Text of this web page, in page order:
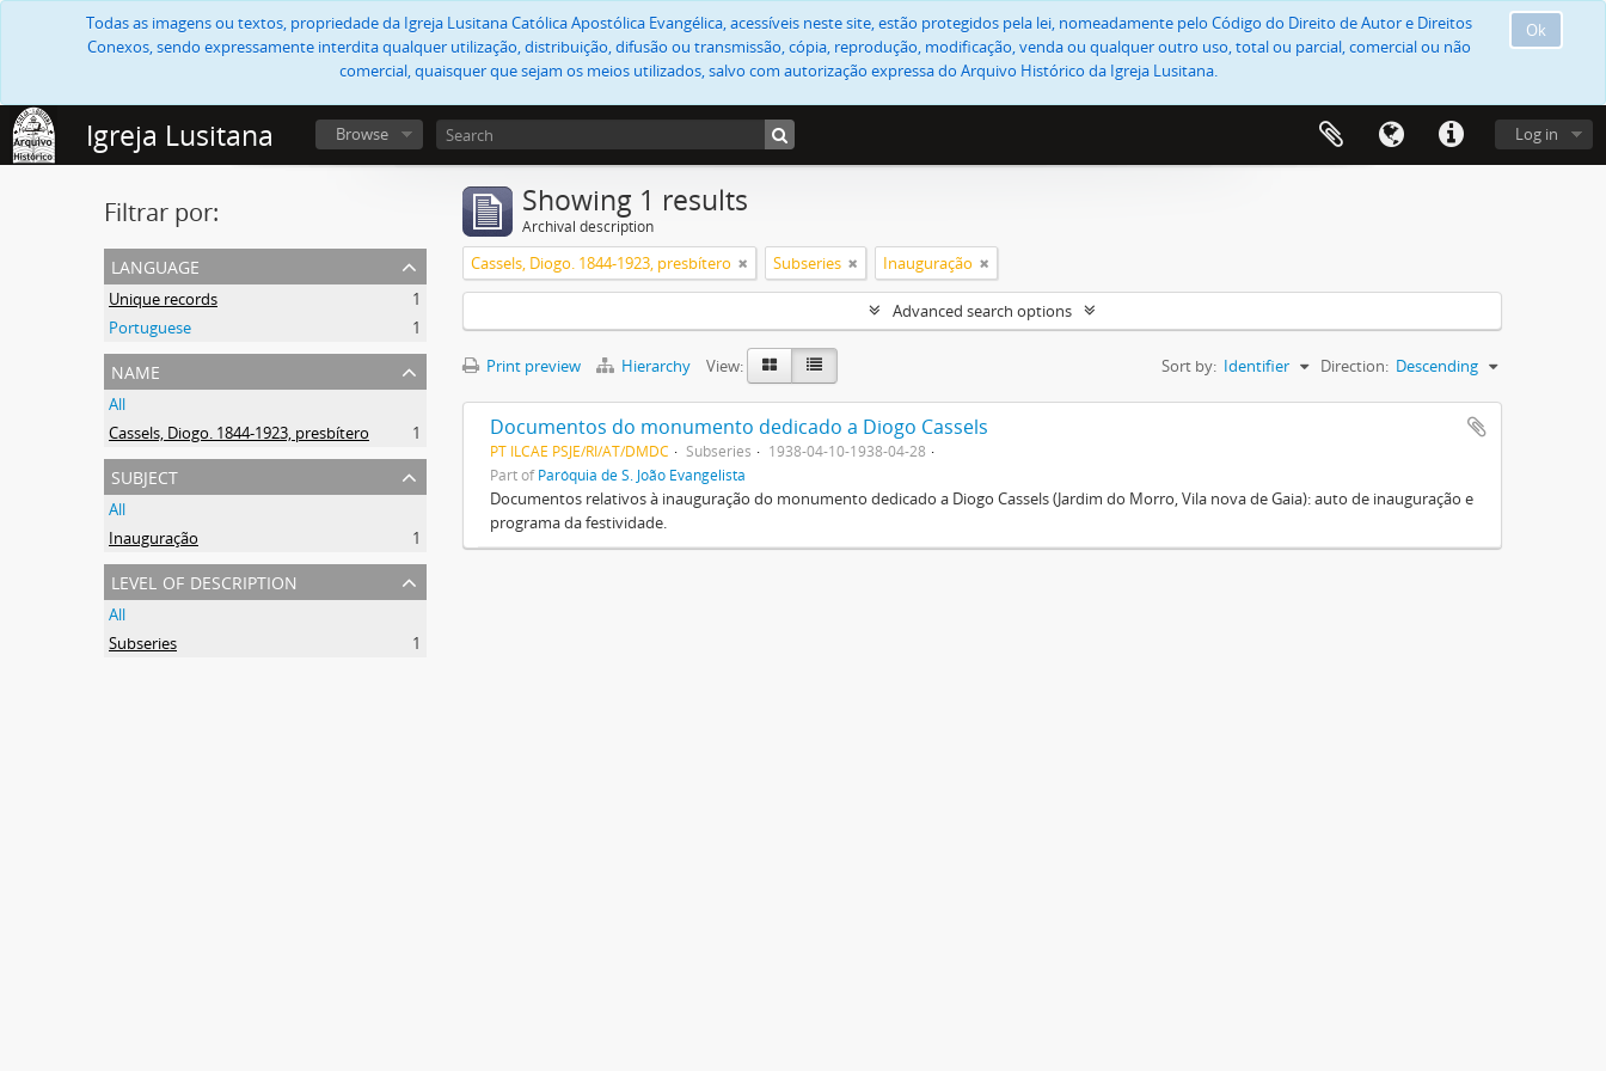
Ok
Todas as imagens ou textos, propriedade da Igreja Lusitana Católica Apostólica Evangélica, acessíveis neste site, estão protegidos pela lei, nomeadamente pelo Código do Direito de Autor e Direitos
Conexos, sendo expressamente interdita qualquer utilização, distribuição, difusão ou transmissão, cópia, reprodução, modificação, venda ou qualquer outro uso, total ou parcial, comercial ou não
comercial, quaisquer que sejam os meios utilizados, salvo com autorização expressa do Arquivo Histórico da Igreja Lusitana.
Igreja Lusitana Log in
Browse
Filtrar por:
language
Unique records
1
Portuguese
1
name
All
Cassels, Diogo. 1844-1923, presbítero
1
subject
All
Inauguração
1
level of description
All
Subseries
1
Showing 1 results
Archival description
Cassels, Diogo. 1844-1923, presbítero Subseries Inauguração
Advanced search options
Print preview Hierarchy View: Sort by: Identifier Direction: Descending
Documentos do monumento dedicado a Diogo Cassels
PT ILCAE PSJE/RI/AT/DMDC Subseries
1938-04-10-1938-04-28
Part ofParóquia de S. João Evangelista
Documentos relativos à inauguração do monumento dedicado a Diogo Cassels (Jardim do Morro, Vila nova de Gaia): auto de inauguração e
programa da festividade.